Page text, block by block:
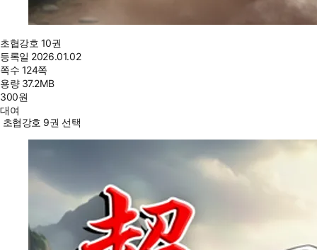
초협강호 10권
등록일 2026.01.02
쪽수 124쪽
용량 37.2MB
300원
대여
초협강호 9권 선택